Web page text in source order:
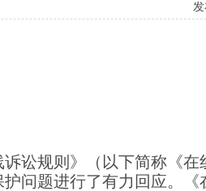
发
诉讼规则》（以下简称《
问题进行了有力回应。